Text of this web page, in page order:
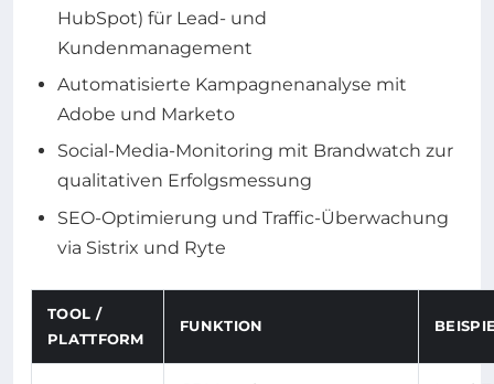
HubSpot) für Lead- und
Kundenmanagement
Automatisierte Kampagnenanalyse mit
Adobe und Marketo
Social-Media-Monitoring mit Brandwatch zur
qualitativen Erfolgsmessung
SEO-Optimierung und Traffic-Überwachung
via Sistrix und Ryte
TOOL /
PLATTFORM
FUNKTION